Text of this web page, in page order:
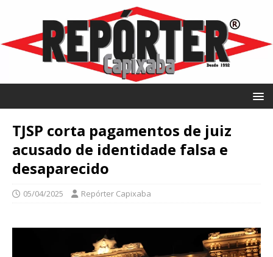
TJSP corta pagamentos de juiz
acusado de identidade falsa e
desaparecido
05/04/2025 Repórter Capixaba